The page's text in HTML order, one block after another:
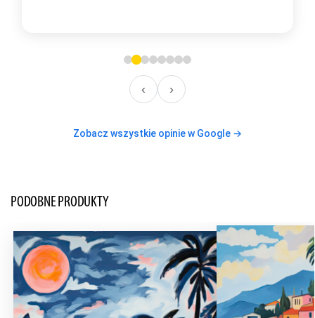
‹ ›
Zobacz wszystkie opinie w Google →
PODOBNE PRODUKTY